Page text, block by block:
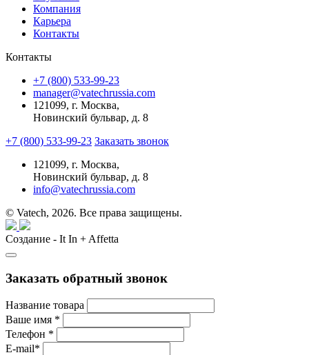
Компания
Карьера
Контакты
Контакты
+7 (800) 533-99-23
manager@vatechrussia.com
121099, г. Москва,
Новинский бульвар, д. 8
+7 (800) 533-99-23 Заказать звонок
121099, г. Москва,
Новинский бульвар, д. 8
info@vatechrussia.com
© Vatech, 2026. Все права защищены.
Создание - It In + Affetta
Заказать обратный звонок
Название товара
Ваше имя *
Телефон *
E-mail*